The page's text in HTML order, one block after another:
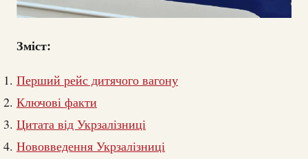
Зміст:
Перший рейс дитячого вагону
Ключові факти
Цитата від Укрзалізниці
Нововведення Укрзалізниці